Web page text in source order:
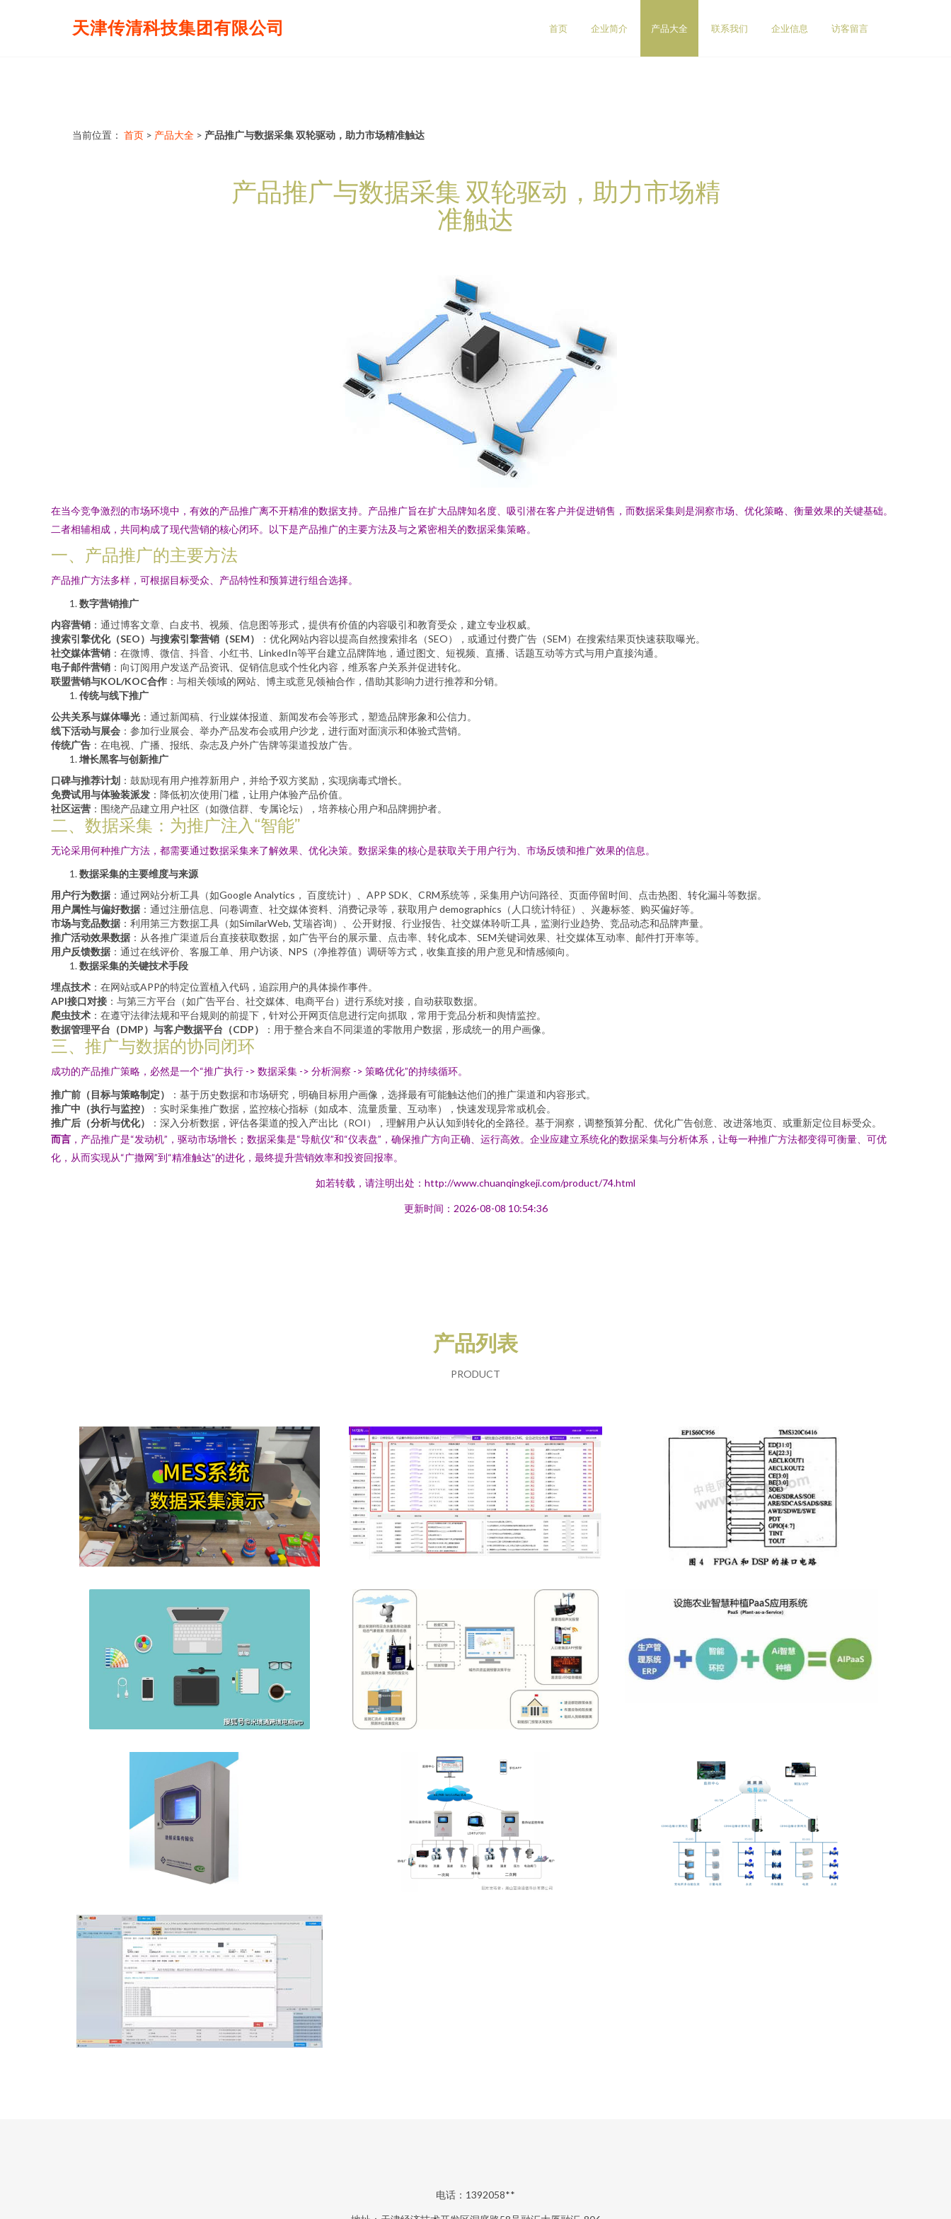
天津传清科技集团有限公司 首页 企业简介 产品大全 联系我们 企业信息 访客留言
当前位置： 首页 > 产品大全 > 产品推广与数据采集 双轮驱动，助力市场精准触达
产品推广与数据采集 双轮驱动，助力市场精
准触达
在当今竞争激烈的市场环境中，有效的产品推广离不开精准的数据支持。产品推广旨在扩大品牌知名度、吸引潜在客户并促进销售，而数据采集则是洞察市场、优化策略、衡量效果的关键基础。
二者相辅相成，共同构成了现代营销的核心闭环。以下是产品推广的主要方法及与之紧密相关的数据采集策略。
一、产品推广的主要方法
产品推广方法多样，可根据目标受众、产品特性和预算进行组合选择。
数字营销推广
内容营销 ：通过博客文章、白皮书、视频、信息图等形式，提供有价值的内容吸引和教育受众，建立专业权威。
搜索引擎优化（SEO）与搜索引擎营销（SEM）
：优化网站内容以提高自然搜索排名（SEO），或通过付费广告（SEM）在搜索结果页快速获取曝光。
社交媒体营销 ：在微博、微信、抖音、小红书、LinkedIn等平台建立品牌阵地，通过图文、短视频、直播、话题互动等方式与用户直接沟通。
电子邮件营销 ：向订阅用户发送产品资讯、促销信息或个性化内容，维系客户关系并促进转化。
联盟营销与KOL/KOC合作 ：与相关领域的网站、博主或意见领袖合作，借助其影响力进行推荐和分销。
传统与线下推广
公共关系与媒体曝光 ：通过新闻稿、行业媒体报道、新闻发布会等形式，塑造品牌形象和公信力。
线下活动与展会 ：参加行业展会、举办产品发布会或用户沙龙，进行面对面演示和体验式营销。
传统广告 ：在电视、广播、报纸、杂志及户外广告牌等渠道投放广告。
增长黑客与创新推广
口碑与推荐计划 ：鼓励现有用户推荐新用户，并给予双方奖励，实现病毒式增长。
免费试用与体验装派发 ：降低初次使用门槛，让用户体验产品价值。
社区运营 ：围绕产品建立用户社区（如微信群、专属论坛），培养核心用户和品牌拥护者。
二、数据采集：为推广注入“智能”
无论采用何种推广方法，都需要通过数据采集来了解效果、优化决策。数据采集的核心是获取关于用户行为、市场反馈和推广效果的信息。
数据采集的主要维度与来源
用户行为数据 ：通过网站分析工具（如Google Analytics， 百度统计）、APP SDK、CRM系统等，采集用户访问路径、页面停留时间、点击热图、转化漏斗等数据。
用户属性与偏好数据 ：通过注册信息、问卷调查、社交媒体资料、消费记录等，获取用户 demographics（人口统计特征）、兴趣标签、购买偏好等。
市场与竞品数据 ：利用第三方数据工具（如SimilarWeb, 艾瑞咨询）、公开财报、行业报告、社交媒体聆听工具，监测行业趋势、竞品动态和品牌声量。
推广活动效果数据 ：从各推广渠道后台直接获取数据，如广告平台的展示量、点击率、转化成本、SEM关键词效果、社交媒体互动率、邮件打开率等。
用户反馈数据 ：通过在线评价、客服工单、用户访谈、NPS（净推荐值）调研等方式，收集直接的用户意见和情感倾向。
数据采集的关键技术手段
埋点技术 ：在网站或APP的特定位置植入代码，追踪用户的具体操作事件。
API接口对接 ：与第三方平台（如广告平台、社交媒体、电商平台）进行系统对接，自动获取数据。
爬虫技术 ：在遵守法律法规和平台规则的前提下，针对公开网页信息进行定向抓取，常用于竞品分析和舆情监控。
数据管理平台（DMP）与客户数据平台（CDP）
：用于整合来自不同渠道的零散用户数据，形成统一的用户画像。
三、推广与数据的协同闭环
成功的产品推广策略，必然是一个“推广执行 -> 数据采集 -> 分析洞察 -> 策略优化”的持续循环。
推广前（目标与策略制定）
：基于历史数据和市场研究，明确目标用户画像，选择最有可能触达他们的推广渠道和内容形式。
推广中（执行与监控）
：实时采集推广数据，监控核心指标（如成本、流量质量、互动率），快速发现异常或机会。
推广后（分析与优化）
：深入分析数据，评估各渠道的投入产出比（ROI），理解用户从认知到转化的全路径。基于洞察，调整预算分配、优化广告创意、改进落地页、或重新定位目标受众。
而言 ，产品推广是“发动机”，驱动市场增长；数据采集是“导航仪”和“仪表盘”，确保推广方向正确、运行高效。企业应建立系统化的数据采集与分析体系，让每一种推广方法都变得可衡量、可优
化，从而实现从“广撒网”到“精准触达”的进化，最终提升营销效率和投资回报率。
如若转载，请注明出处：http://www.chuanqingkeji.com/product/74.html
更新时间：2026-08-08 10:54:36
产品列表
PRODUCT
电话：1392058**